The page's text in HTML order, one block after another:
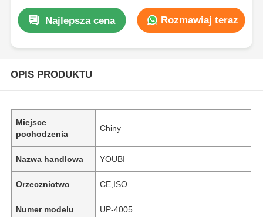
Najlepsza cena Rozmawiaj teraz
OPIS PRODUKTU
Miejsce
pochodzenia
Chiny
Nazwa handlowa YOUBI
Orzecznictwo CE,ISO
Numer modelu UP-4005